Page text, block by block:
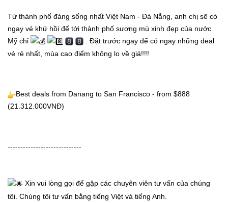
Từ thành phố đáng sống nhất Việt Nam - Đà Nẵng, anh chị sẽ có
ngay vé khứ hồi để tới thành phố sương mù xinh đẹp của nước
Mỹ chỉ
. Đặt trước ngay để có ngay những deal
vé rẻ nhất, mùa cao điểm không lo về giá!!!!
Best deals from Danang to San Francisco - from $888
(21.312.000VNĐ)
-----------------------------
Xin vui lòng gọi để gặp các chuyên viên tư vấn của chúng
tôi. Chúng tôi tư vấn bằng tiếng Việt và tiếng Anh.